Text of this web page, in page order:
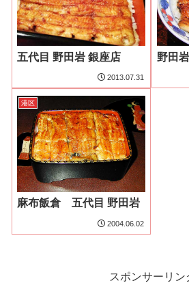
五代目 野田岩 銀座店
2013.07.31
野田
港区
麻布飯倉 五代目 野田岩
2004.06.02
スポンサーリン